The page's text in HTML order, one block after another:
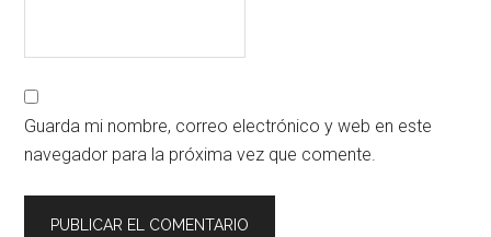
Guarda mi nombre, correo electrónico y web en este
navegador para la próxima vez que comente.